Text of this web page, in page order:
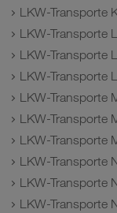
LKW-Transporte
LKW-Transporte
LKW-Transporte
LKW-Transporte
LKW-Transporte
LKW-Transporte
LKW-Transporte
LKW-Transporte
LKW-Transporte
LKW-Transporte